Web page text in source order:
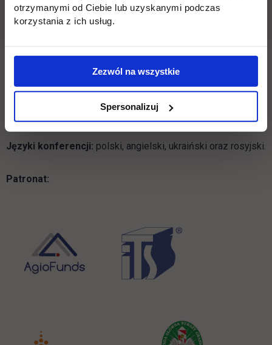
otrzymanymi od Ciebie lub uzyskanymi podczas
korzystania z ich usług.
Zezwól na wszystkie
Spersonalizuj
rola usługodawców logistycznych we współczesnych
łańcuchach dostaw,
planowanie logistyczne i zarządzanie flotą pojazdów,
wpływ nowoczesnych technologii na logistykę w
obszarze e-commerce, jak również nowych rozwiązań
organizacyjnych w obszarze transportu intermodalnego i
integracji usług logistycznych.
Języki konferencji: polski, angielski, ukraiński oraz rosyjski.
Patronat: